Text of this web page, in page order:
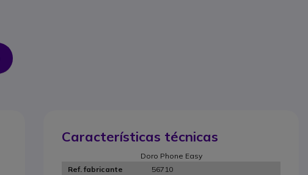
Características técnicas
Doro Phone Easy
Ref. fabricante
56710